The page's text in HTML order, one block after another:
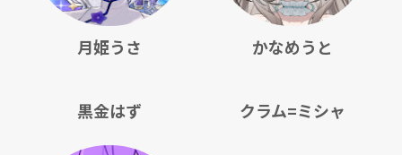
月姫うさ かなめうと
黒金はず クラム=ミシャ